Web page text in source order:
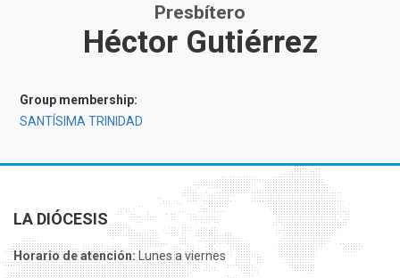
Presbítero
Héctor Gutiérrez
Group membership:
SANTÍSIMA TRINIDAD
LA DIÓCESIS
Horario de atención:Lunes a viernes